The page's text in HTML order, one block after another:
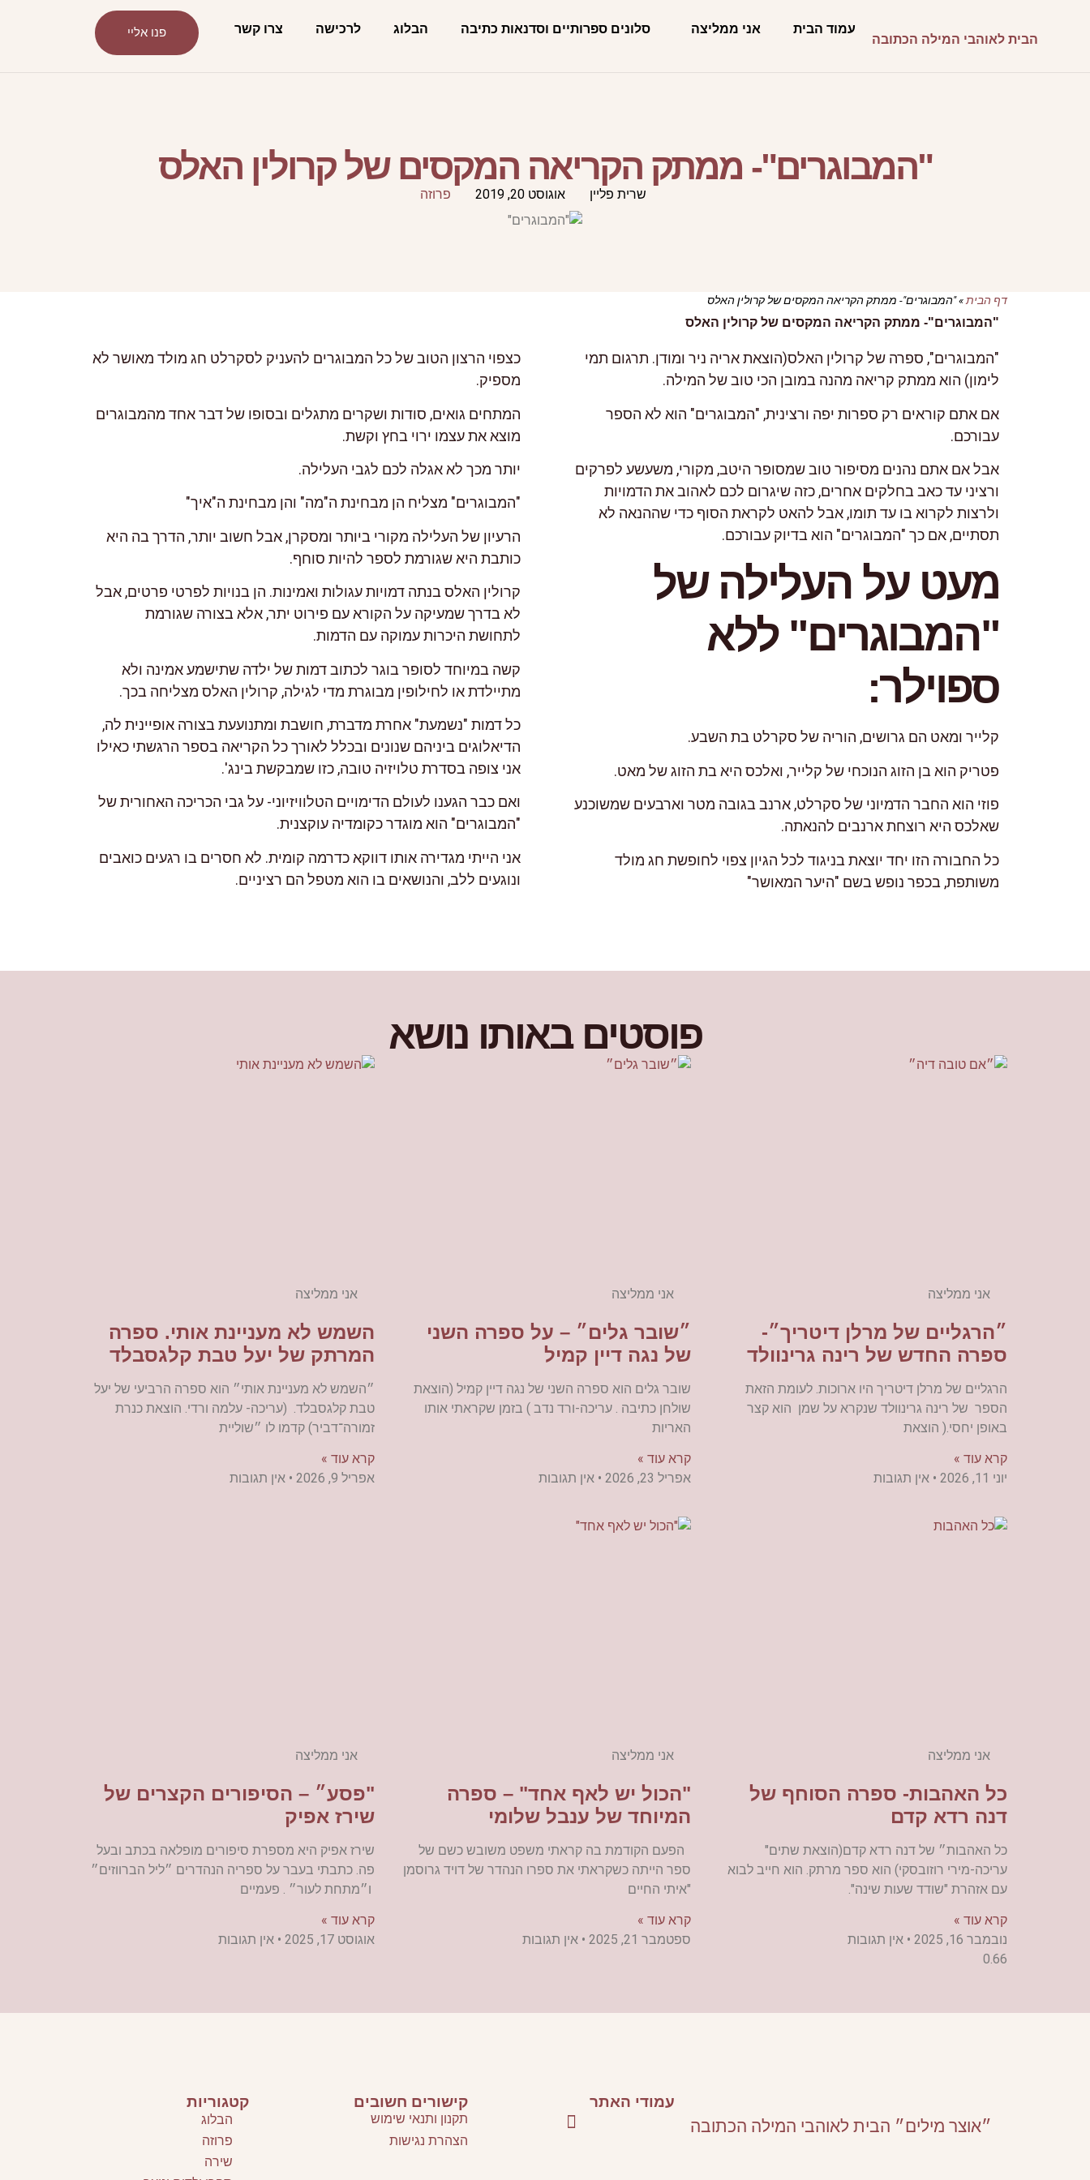
הבית לאוהבי המילה הכתובה
עמוד הבית אני ממליצה סלונים ספרותיים וסדנאות כתיבה הבלוג לרכישה צרו קשר פנו אליי
"המבוגרים"- ממתק הקריאה המקסים של קרולין האלס
שרית פליין אוגוסט 20, 2019 פרוזה
דף הבית»"המבוגרים"- ממתק הקריאה המקסים של קרולין האלס
"המבוגרים"- ממתק הקריאה המקסים של קרולין האלס
"המבוגרים", ספרה של קרולין האלס(הוצאת אריה ניר ומודן. תרגום תמי
לימון) הוא ממתק קריאה מהנה במובן הכי טוב של המילה.
אם אתם קוראים רק ספרות יפה ורצינית, "המבוגרים" הוא לא הספר
עבורכם.
אבל אם אתם נהנים מסיפור טוב שמסופר היטב, מקורי, משעשע לפרקים
ורציני עד כאב בחלקים אחרים, כזה שיגרום לכם לאהוב את הדמויות
ולרצות לקרוא בו עד תומו, אבל להאט לקראת הסוף כדי שההנאה לא
תסתיים, אם כך "המבוגרים" הוא בדיוק עבורכם.
מעט על העלילה של
"המבוגרים" ללא
ספוילר:
קלייר ומאט הם גרושים, הוריה של סקרלט בת השבע.
פטריק הוא בן הזוג הנוכחי של קלייר, ואלכס היא בת הזוג של מאט.
פוזי הוא החבר הדמיוני של סקרלט, ארנב בגובה מטר וארבעים שמשוכנע
שאלכס היא רוצחת ארנבים להנאתה.
כל החבורה הזו יחד יוצאת בניגוד לכל הגיון צפוי לחופשת חג מולד
משותפת, בכפר נופש בשם "היער המאושר"
כצפוי הרצון הטוב של כל המבוגרים להעניק לסקרלט חג מולד מאושר לא
מספיק.
המתחים גואים, סודות ושקרים מתגלים ובסופו של דבר אחד מהמבוגרים
מוצא את עצמו ירוי בחץ וקשת.
יותר מכך לא אגלה לכם לגבי העלילה.
"המבוגרים" מצליח הן מבחינת ה"מה" והן מבחינת ה"איך"
הרעיון של העלילה מקורי ביותר ומסקרן, אבל חשוב יותר, הדרך בה היא
כותבת היא שגורמת לספר להיות סוחף.
קרולין האלס בנתה דמויות עגולות ואמינות. הן בנויות לפרטי פרטים, אבל
לא בדרך שמעיקה על הקורא עם פירוט יתר, אלא בצורה שגורמת
לתחושת היכרות עמוקה עם הדמות.
קשה במיוחד לסופר בוגר לכתוב דמות של ילדה שתישמע אמינה ולא
מתיילדת או לחילופין מבוגרת מדי לגילה, קרולין האלס מצליחה בכך.
כל דמות "נשמעת" אחרת מדברת, חושבת ומתנועעת בצורה אופיינית לה,
הדיאלוגים ביניהם שנונים ובכלל לאורך כל הקריאה בספר הרגשתי כאילו
אני צופה בסדרת טלויזיה טובה, כזו שמבקשת בינג'.
ואם כבר הגענו לעולם הדימויים הטלוויזיוני- על גבי הכריכה האחורית של
"המבוגרים" הוא מוגדר כקומדיה עוקצנית.
אני הייתי מגדירה אותו דווקא כדרמה קומית. לא חסרים בו רגעים כואבים
ונוגעים ללב, והנושאים בו הוא מטפל הם רציניים.
פוסטים באותו נושא
אני ממליצה
״הרגליים של מרלן דיטריך״-
ספרה החדש של רינה גרינוולד
הרגליים של מרלן דיטריך היו ארוכות. לעומת הזאת
הספר של רינה גרינוולד שנקרא על שמן הוא קצר
באופן יחסי.( הוצאת
קרא עוד »
יוני 11, 2026
אין תגובות
אני ממליצה
״שובר גלים״ – על ספרה השני
של נגה דיין קמיל
שובר גלים הוא ספרה השני של נגה דיין קמיל (הוצאת
שולחן כתיבה . עריכה-ורד נדב ) בזמן שקראתי אותו
האריות
קרא עוד »
אפריל 23, 2026
אין תגובות
אני ממליצה
השמש לא מעניינת אותי. ספרה
המרתק של יעל טבת קלגסבלד
״השמש לא מעניינת אותי״ הוא ספרה הרביעי של יעל
טבת קלגסבלד. (עריכה- עלמה ורדי. הוצאת כנרת
זמורה־דביר) קדמו לו ״שוליית
קרא עוד »
אפריל 9, 2026
אין תגובות
אני ממליצה
כל האהבות- ספרה הסוחף של
דנה רדא קדם
כל האהבות״ של דנה רדא קדם(הוצאת שתים"
עריכה-מירי רוזובסקי) הוא ספר מרתק. הוא חייב לבוא
עם אזהרת "שודד שעות שינה".
קרא עוד »
נובמבר 16, 2025
אין תגובות
אני ממליצה
"הכול יש לאף אחד" – ספרה
המיוחד של ענבל שלומי
הפעם הקודמת בה קראתי משפט משובש כשם של
ספר הייתה כשקראתי את ספרו הנהדר של דויד גרוסמן
"איתי החיים
קרא עוד »
ספטמבר 21, 2025
אין תגובות
אני ממליצה
"פסע״ – הסיפורים הקצרים של
שירז אפיק
שירז אפיק היא מספרת סיפורים מופלאה בכתב ובעל
פה. כתבתי בעבר על ספריה הנהדרים ״ליל הברווזים״
ו״מתחת לעור״ . פעמיים
קרא עוד »
אוגוסט 17, 2025
אין תגובות
״אוצר מילים״ הבית לאוהבי המילה הכתובה
עמודי האתר קישורים חשובים
תקנון ותנאי שימוש
הצהרת נגישות
קטגוריות
הבלוג
פרוזה
שירה